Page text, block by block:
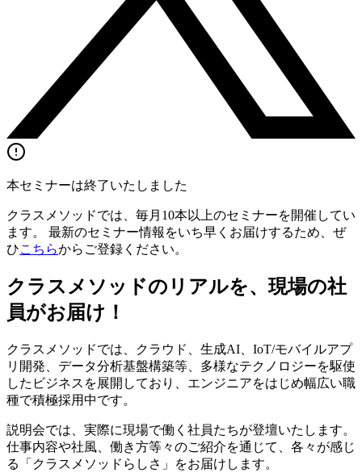
本セミナーは終了いたしました
クラスメソッドでは、毎月10本以上のセミナーを開催してい
ます。 最新のセミナー情報をいち早くお届けするため、ぜ
ひこちらからご登録ください。
クラスメソッドのリアルを、現場の社
員がお届け！
クラスメソッドでは、クラウド、生成AI、IoT/モバイルアプ
リ開発、データ分析基盤構築等、多様なテクノロジーを駆使
したビジネスを展開しており、エンジニアをはじめ幅広い職
種で積極採用中です。
説明会では、実際に現場で働く社員たちが登壇いたします。
仕事内容や社風、働き方等々のご紹介を通じて、各々が感じ
る「クラスメソッドらしさ」をお届けします。